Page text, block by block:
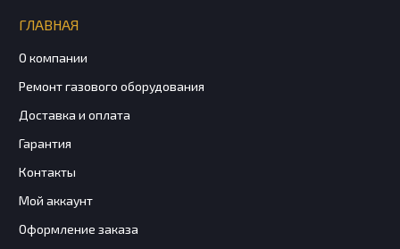
ГЛАВНАЯ
О компании
Ремонт газового оборудования
Доставка и оплата
Гарантия
Контакты
Мой аккаунт
Оформление заказа